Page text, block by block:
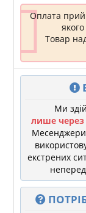
Оплата
Товар
Ми
лише через
екстрених